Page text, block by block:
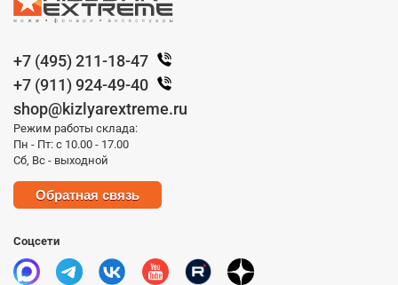
+7 (495) 211-18-47
+7 (911) 924-49-40
shop@kizlyarextreme.ru
Режим работы склада:
Пн - Пт: с 10.00 - 17.00
Сб, Вс - выходной
Обратная связь
Соцсети